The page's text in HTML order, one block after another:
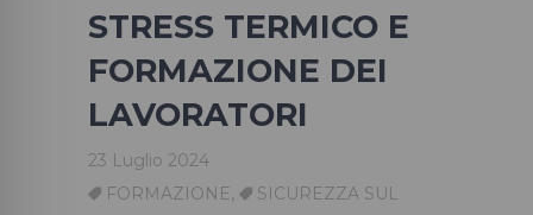
STRESS TERMICO E
FORMAZIONE DEI
LAVORATORI
23 Luglio 2024
FORMAZIONE,
SICUREZZA SUL